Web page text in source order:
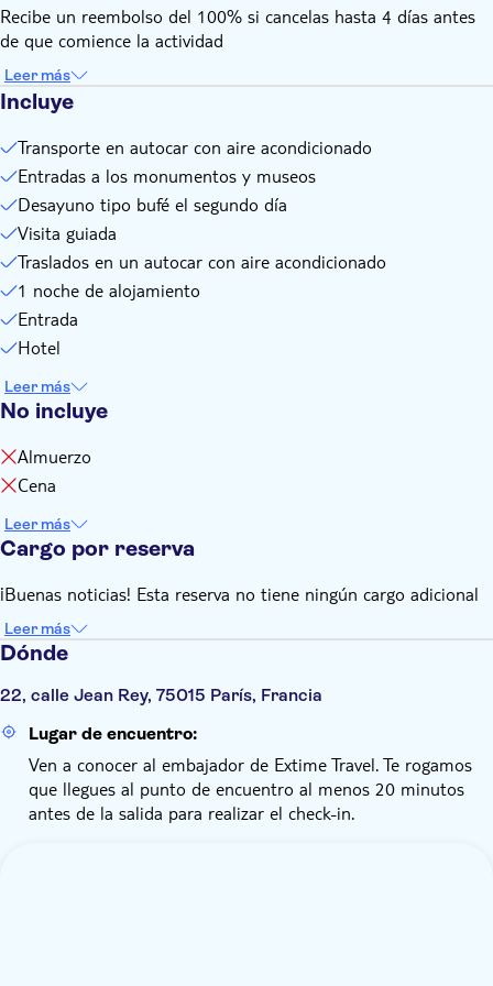
Recibe un reembolso del 100% si cancelas hasta 4 días antes
de que comience la actividad
Leer más
Incluye
Transporte en autocar con aire acondicionado
Entradas a los monumentos y museos
Desayuno tipo bufé el segundo día
Visita guiada
Traslados en un autocar con aire acondicionado
1 noche de alojamiento
Entrada
Hotel
Leer más
No incluye
Almuerzo
Cena
Leer más
Cargo por reserva
¡Buenas noticias! Esta reserva no tiene ningún cargo adicional
Leer más
Dónde
22, calle Jean Rey, 75015 París, Francia
Lugar de encuentro:
Ven a conocer al embajador de Extime Travel. Te rogamos
que llegues al punto de encuentro al menos 20 minutos
antes de la salida para realizar el check-in.